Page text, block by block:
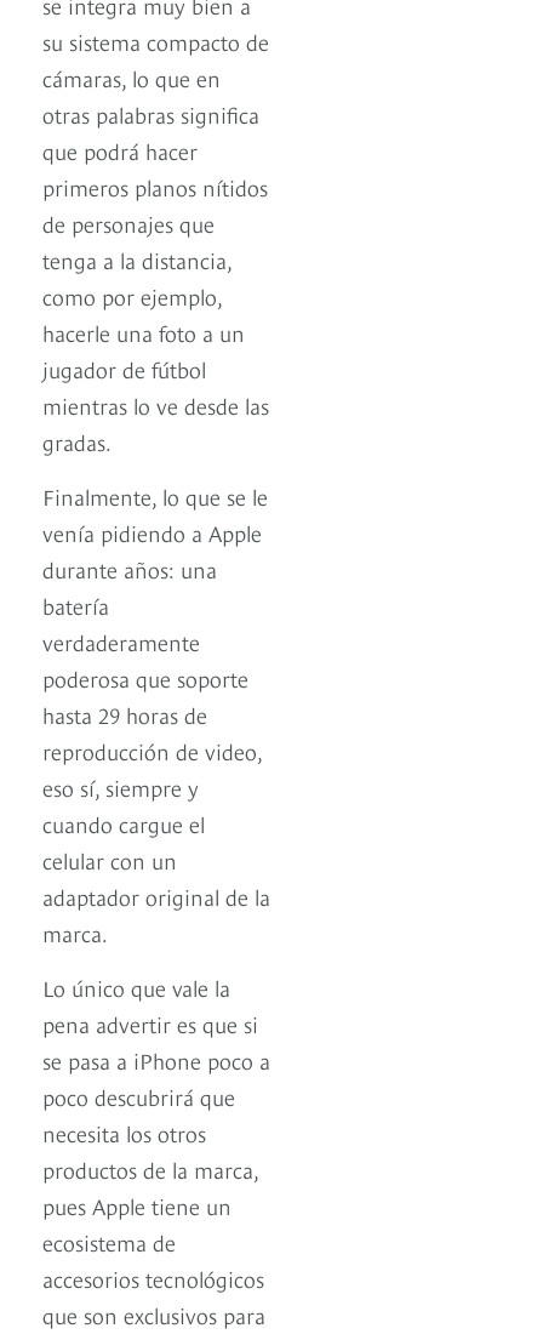
su sistema compacto de
cámaras, lo que en
otras palabras significa
que podrá hacer
primeros planos nítidos
de personajes que
tenga a la distancia,
como por ejemplo,
hacerle una foto a un
jugador de fútbol
mientras lo ve desde las
gradas.
Finalmente, lo que se le
venía pidiendo a Apple
durante años: una
batería
verdaderamente
poderosa que soporte
hasta 29 horas de
reproducción de video,
eso sí, siempre y
cuando cargue el
celular con un
adaptador original de la
marca.
Lo único que vale la
pena advertir es que si
se pasa a iPhone poco a
poco descubrirá que
necesita los otros
productos de la marca,
pues Apple tiene un
ecosistema de
accesorios tecnológicos
que son exclusivos para